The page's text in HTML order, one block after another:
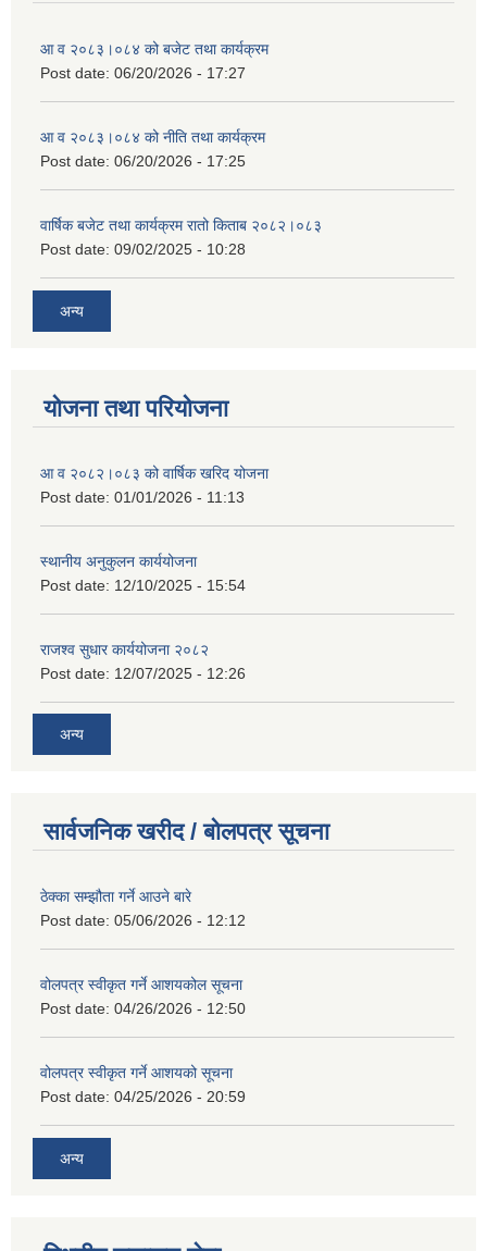
आ व २०८३।०८४ को बजेट तथा कार्यक्रम
Post date: 06/20/2026 - 17:27
आ व २०८३।०८४ को नीति तथा कार्यक्रम
Post date: 06/20/2026 - 17:25
वार्षिक बजेट तथा कार्यक्रम रातो किताब २०८२।०८३
Post date: 09/02/2025 - 10:28
अन्य
योजना तथा परियोजना
आ व २०८२।०८३ को वार्षिक खरिद योजना
Post date: 01/01/2026 - 11:13
स्थानीय अनुकुलन कार्ययोजना
Post date: 12/10/2025 - 15:54
राजश्व सुधार कार्ययोजना २०८२
Post date: 12/07/2025 - 12:26
अन्य
सार्वजनिक खरीद / बोलपत्र सूचना
ठेक्का सम्झौता गर्ने आउने बारे
Post date: 05/06/2026 - 12:12
वोलपत्र स्वीकृत गर्ने आशयकोल सूचना
Post date: 04/26/2026 - 12:50
वोलपत्र स्वीकृत गर्ने आशयको सूचना
Post date: 04/25/2026 - 20:59
अन्य